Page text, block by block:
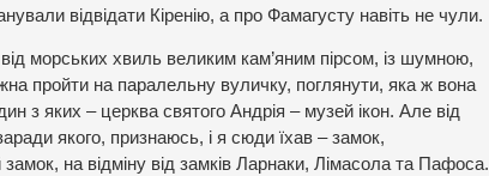
відвідати Кіренію, а про Фамагусту навіть не чули.
морських хвиль великим кам’яним пірсом, із шумною,
пройти на паралельну вуличку, поглянути, яка ж вона
з яких – церква святого Андрія – музей ікон. Але від
якого, признаюсь, і я сюди їхав – замок,
на відміну від замків Ларнаки, Лімасола та Пафоса.